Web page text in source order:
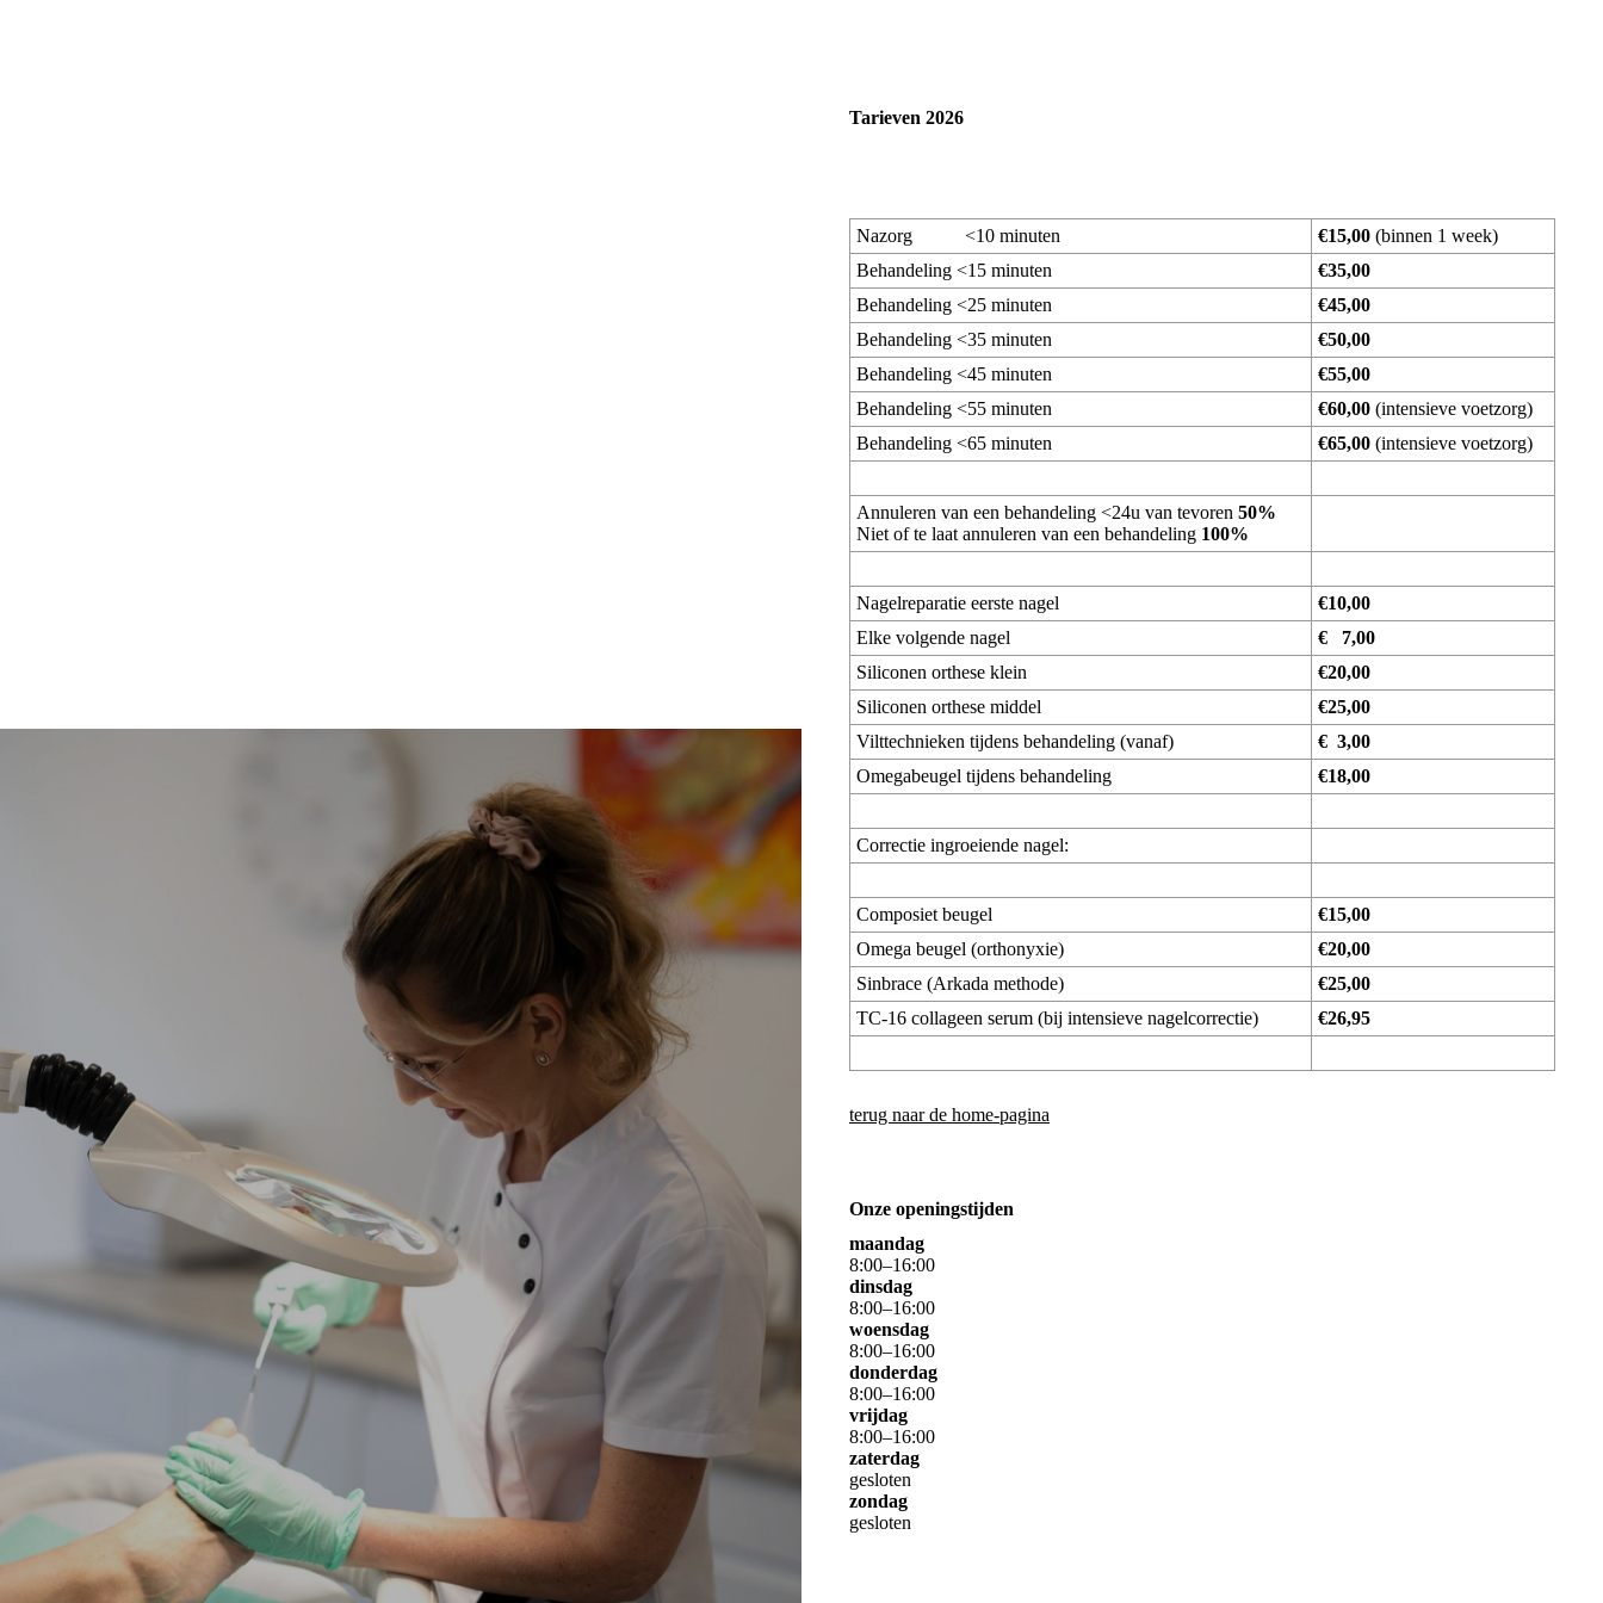
Tarieven 2026
Nazorg <10 minuten €15,00 (binnen 1 week)
Behandeling <15 minuten
€35,00
Behandeling <25 minuten
€45,00
Behandeling <35 minuten
€50,00
Behandeling <45 minuten
€55,00
Behandeling <55 minuten
€60,00 (intensieve voetzorg)
Behandeling <65 minuten
€65,00 (intensieve voetzorg)
Annuleren van een behandeling <24u van tevoren 50%
Niet of te laat annuleren van een behandeling 100%
Nagelreparatie eerste nagel
€10,00
Elke volgende nagel
€ 7,00
Siliconen orthese klein
€20,00
Siliconen orthese middel
€25,00
Vilttechnieken tijdens behandeling (vanaf)
€ 3,00
Omegabeugel tijdens behandeling
€18,00
Correctie ingroeiende nagel:
Composiet beugel
€15,00
Omega beugel (orthonyxie)
€20,00
Sinbrace (Arkada methode)
€25,00
TC-16 collageen serum (bij intensieve nagelcorrectie)
€26,95
terug naar de home-pagina
Onze openingstijden
maandag
8:00–16:00
dinsdag
8:00–16:00
woensdag
8:00–16:00
donderdag
8:00–16:00
vrijdag
8:00–16:00
zaterdag
gesloten
zondag
gesloten